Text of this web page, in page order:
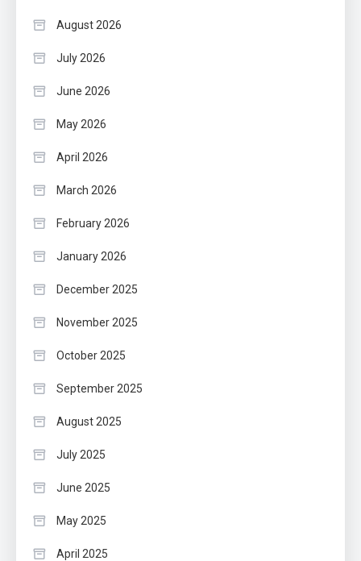
August 2026
July 2026
June 2026
May 2026
April 2026
March 2026
February 2026
January 2026
December 2025
November 2025
October 2025
September 2025
August 2025
July 2025
June 2025
May 2025
April 2025